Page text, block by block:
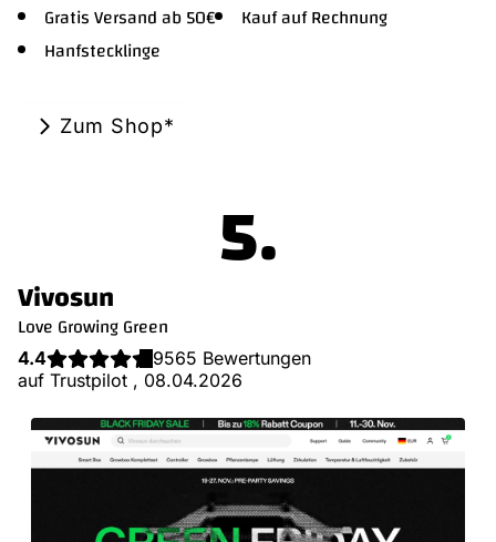
Gratis Versand ab 50€
Kauf auf Rechnung
Hanfstecklinge
Zum Shop*
.
Vivosun
Love Growing Green
4.4
9565 Bewertungen
auf Trustpilot , 08.04.2026